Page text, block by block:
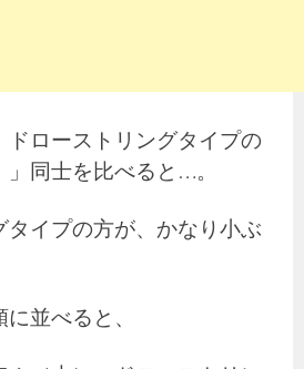
ドローストリングタイプの
」同士を比べると…。
タイプの方が、かなり小ぶ
並べると、